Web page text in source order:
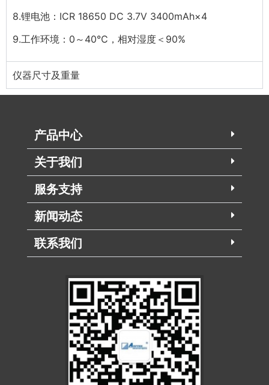
8.锂电池：ICR 18650 DC 3.7V 3400mAh×4
9.工作环境： 0～40℃，相对湿度＜90%
仪器尺寸及重量
产品中心
关于我们
服务支持
新闻动态
联系我们